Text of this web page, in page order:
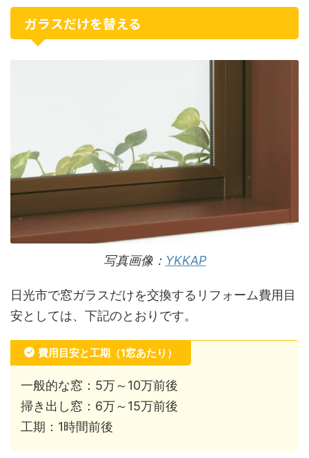
ガラスだけを替える
写真画像： YKKAP
日光市で窓ガラスだけを交換するリフォーム費用目
安としては、下記のとおりです。
費用目安と工期（1窓あたり）
一般的な窓：5万～10万前後
掃き出し窓：6万～15万前後
工期：1時間前後